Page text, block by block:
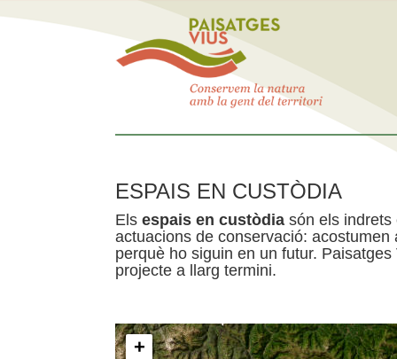
ESPAIS EN CUSTÒDIA
Els espais en custòdia són els indrets
actuacions de conservació:
perquè ho siguin en un futur.
projecte a llarg termini.
+